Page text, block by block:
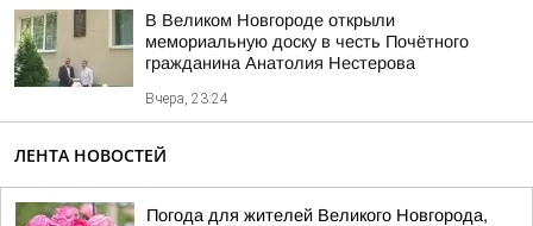
В Великом Новгороде открыли
мемориальную доску в честь Почётного
гражданина Анатолия Нестерова
Вчера, 23:24
ЛЕНТА НОВОСТЕЙ
Погода для жителей Великого Новгорода,